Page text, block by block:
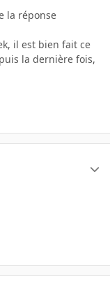
la réponse
il est bien fait ce
la dernière fois,